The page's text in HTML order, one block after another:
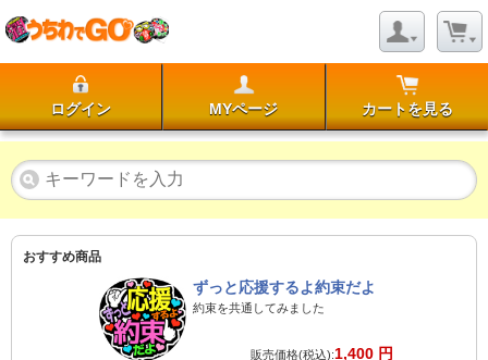
ログイン MYページ カートを見る
おすすめ商品
ずっと応援するよ約束だよ
約束を共通してみました
販売価格(税込):1,400 円